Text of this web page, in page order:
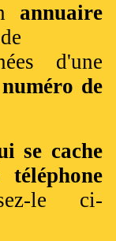
annuaire
d'une
numéro de
se cache
le ci-